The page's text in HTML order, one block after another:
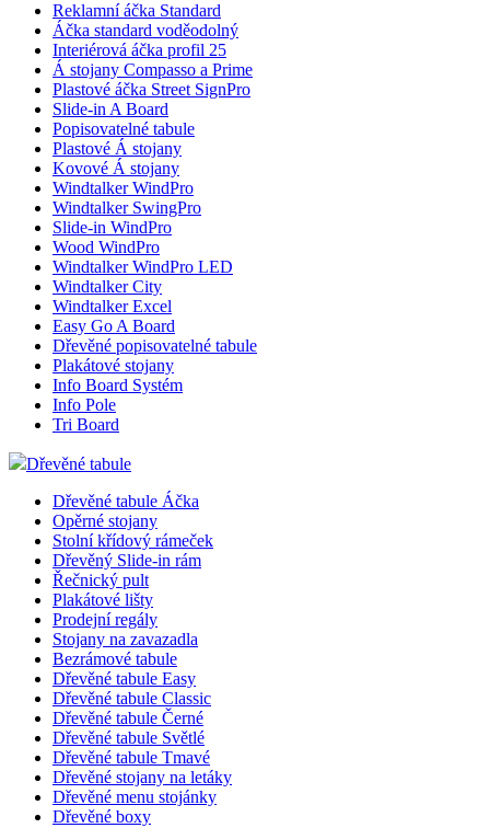
Reklamní áčka Standard
Áčka standard voděodolný
Interiérová áčka profil 25
Á stojany Compasso a Prime
Plastové áčka Street SignPro
Slide-in A Board
Popisovatelné tabule
Plastové Á stojany
Kovové Á stojany
Windtalker WindPro
Windtalker SwingPro
Slide-in WindPro
Wood WindPro
Windtalker WindPro LED
Windtalker City
Windtalker Excel
Easy Go A Board
Dřevěné popisovatelné tabule
Plakátové stojany
Info Board Systém
Info Pole
Tri Board
Dřevěné tabule
Dřevěné tabule Áčka
Opěrné stojany
Stolní křídový rámeček
Dřevěný Slide-in rám
Řečnický pult
Plakátové lišty
Prodejní regály
Stojany na zavazadla
Bezrámové tabule
Dřevěné tabule Easy
Dřevěné tabule Classic
Dřevěné tabule Černé
Dřevěné tabule Světlé
Dřevěné tabule Tmavé
Dřevěné stojany na letáky
Dřevěné menu stojánky
Dřevěné boxy